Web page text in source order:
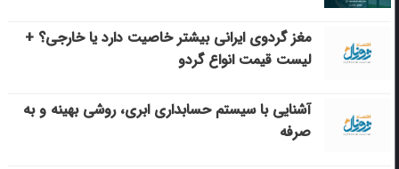
مغز گردوی ایرانی بیشتر خاصیت دارد یا خارجی؟ +
لیست قیمت انواع گردو
آشنایی با سیستم حسابداری ابری، روشی بهینه و به
صرفه